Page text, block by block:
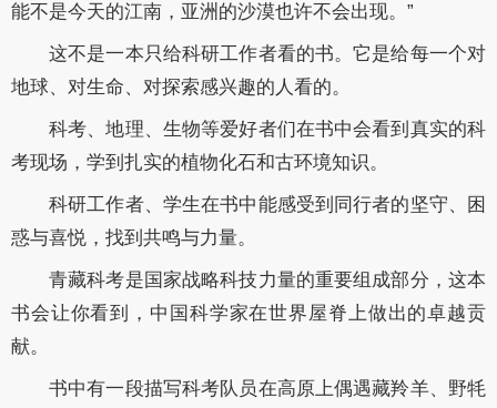
能不是今天的江南，亚洲的沙漠也许不会出现。”
这不是一本只给科研工作者看的书。它是给每一个对
地球、对生命、对探索感兴趣的人看的。
科考、地理、生物等爱好者们在书中会看到真实的科
考现场，学到扎实的植物化石和古环境知识。
科研工作者、学生在书中能感受到同行者的坚守、困
惑与喜悦，找到共鸣与力量。
青藏科考是国家战略科技力量的重要组成部分，这本
书会让你看到，中国科学家在世界屋脊上做出的卓越贡
献。
书中有一段描写科考队员在高原上偶遇藏羚羊、野牦